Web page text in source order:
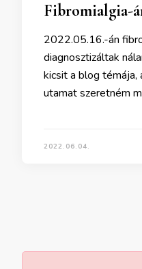
Fibromialgia-
2022.05.16.-án
diagnosztizáltak
kicsit a blog témája,
utamat szeretném
2022.06.04.